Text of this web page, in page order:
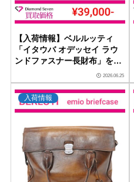
【入荷情報】ベルルッティ
「イタウバ オデッセイ ラウ
ンドファスナー長財布」を買
取りしました｜ダイヤモンド
セブン
2026.06.25
入荷情報